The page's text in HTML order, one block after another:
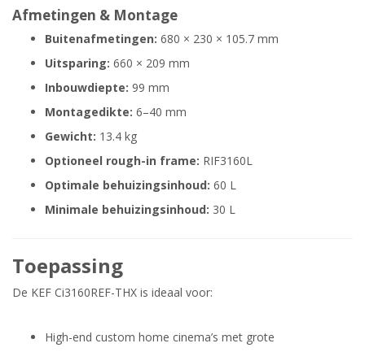
Afmetingen & Montage
Buitenafmetingen: 680 × 230 × 105.7 mm
Uitsparing: 660 × 209 mm
Inbouwdiepte: 99 mm
Montagedikte: 6–40 mm
Gewicht: 13.4 kg
Optioneel rough-in frame: RIF3160L
Optimale behuizingsinhoud: 60 L
Minimale behuizingsinhoud: 30 L
Toepassing
De KEF Ci3160REF-THX is ideaal voor:
High-end custom home cinema’s met grote